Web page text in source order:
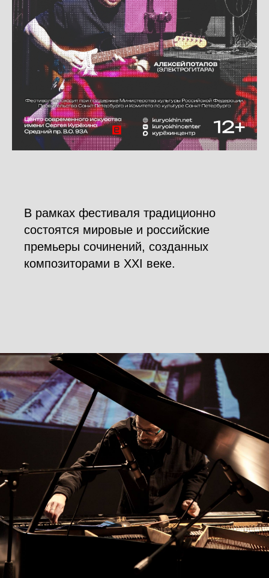
В рамках фестиваля традиционно
состоятся мировые и российские
премьеры сочинений, созданных
композиторами в XXI веке.